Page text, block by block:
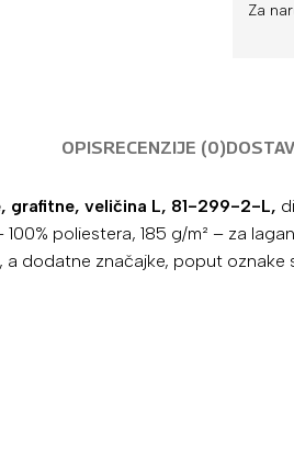
Za
OPISRECENZIJE (0)
grafitne, veličina L, 81-299-2-L,
poliestera, 185 g/m² – za
dodatne značajke, poput